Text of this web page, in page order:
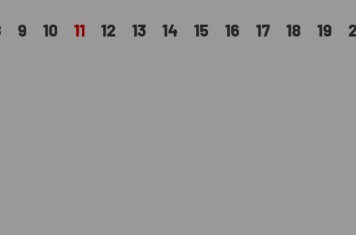
9 10 11 12 13 14 15 16 17 18 19